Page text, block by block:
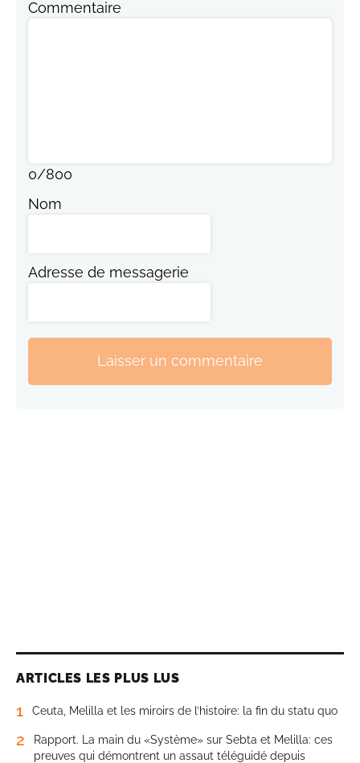
Commentaire
0/800
Nom
Adresse de messagerie
Laisser un commentaire
ARTICLES LES PLUS LUS
1 Ceuta, Melilla et les miroirs de l’histoire: la fin du statu quo
2
Rapport. La main du «Système» sur Sebta et Melilla: ces
preuves qui démontrent un assaut téléguidé depuis